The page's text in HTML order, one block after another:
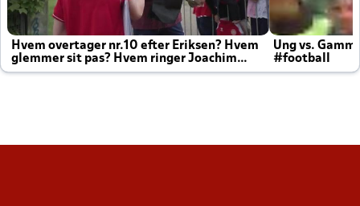
Hvem overtager nr.10 efter Eriksen? Hvem
glemmer sit pas? Hvem ringer Joachim
altid til efter kampe?
Ung vs.
#football